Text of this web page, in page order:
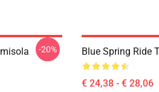
-20% Blue Spring Ride
€ 24,38 - € 28,06